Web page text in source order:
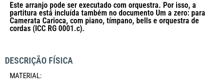
Este arranjo pode ser executado com orquestra. Por isso, a
partitura está incluída também no documento Um a zero: para
Camerata Carioca, com piano, tímpano, bells e orquestra de
cordas (ICC RG 0001.c).
DESCRIÇÃO FÍSICA
MATERIAL: